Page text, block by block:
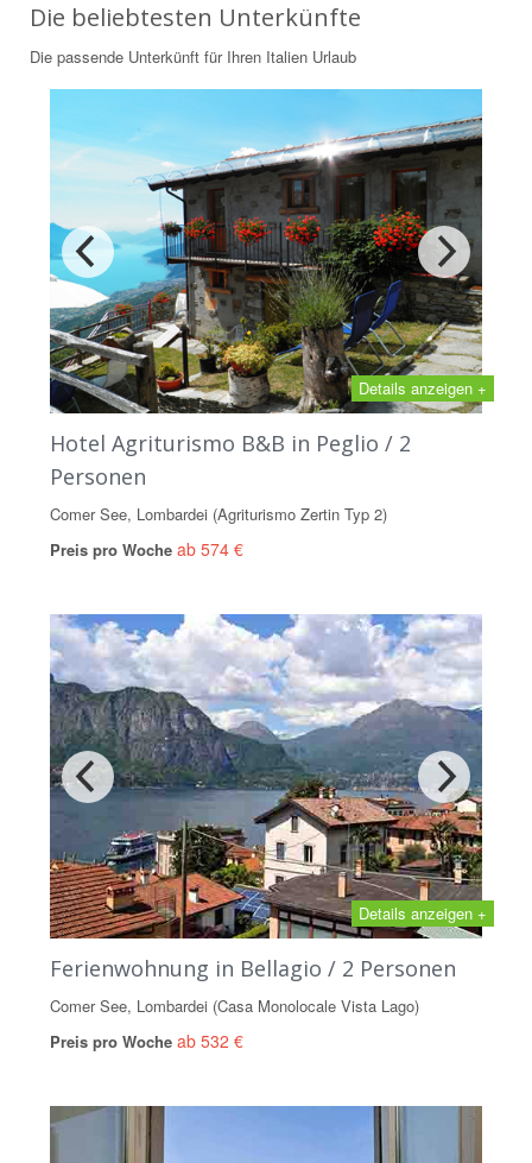
Die beliebtesten Unterkünfte
Die passende Unterkünft für Ihren Italien Urlaub
Details anzeigen +
Hotel Agriturismo B&B in Peglio / 2
Personen
Comer See, Lombardei (Agriturismo Zertin Typ 2)
Preis pro Woche ab 574 €
Details anzeigen +
Ferienwohnung in Bellagio / 2 Personen
Comer See, Lombardei (Casa Monolocale Vista Lago)
Preis pro Woche ab 532 €